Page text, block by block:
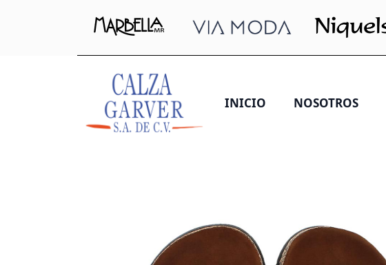
INICIO NOSOTROS